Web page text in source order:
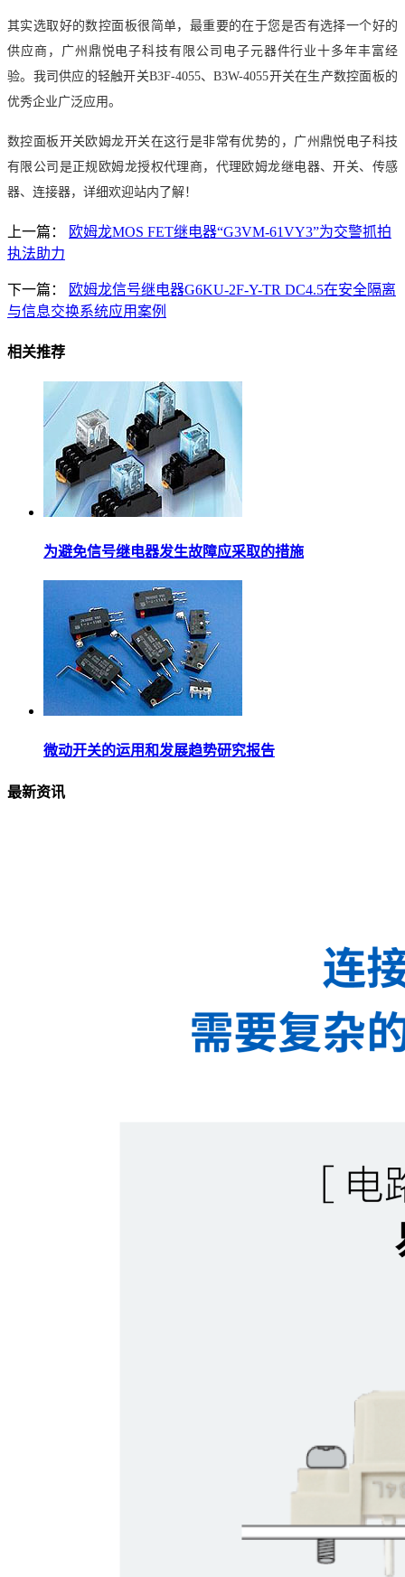
其实选取好的数控面板很简单，最重要的在于您是否有选择一个好的
供应商，广州鼎悦电子科技有限公司电子元器件行业十多年丰富经
验。我司供应的轻触开关B3F-4055、B3W-4055开关在生产数控面板的
优秀企业广泛应用。
数控面板开关欧姆龙开关在这行是非常有优势的，广州鼎悦电子科技
有限公司是正规欧姆龙授权代理商，代理欧姆龙继电器、开关、传感
器、连接器，详细欢迎站内了解！
上一篇：
欧姆龙MOS FET继电器“G3VM-61VY3”为交警抓拍
执法助力
下一篇：
欧姆龙信号继电器G6KU-2F-Y-TR DC4.5在安全隔离
与信息交换系统应用案例
相关推荐
为避免信号继电器发生故障应采取的措施
微动开关的运用和发展趋势研究报告
最新资讯